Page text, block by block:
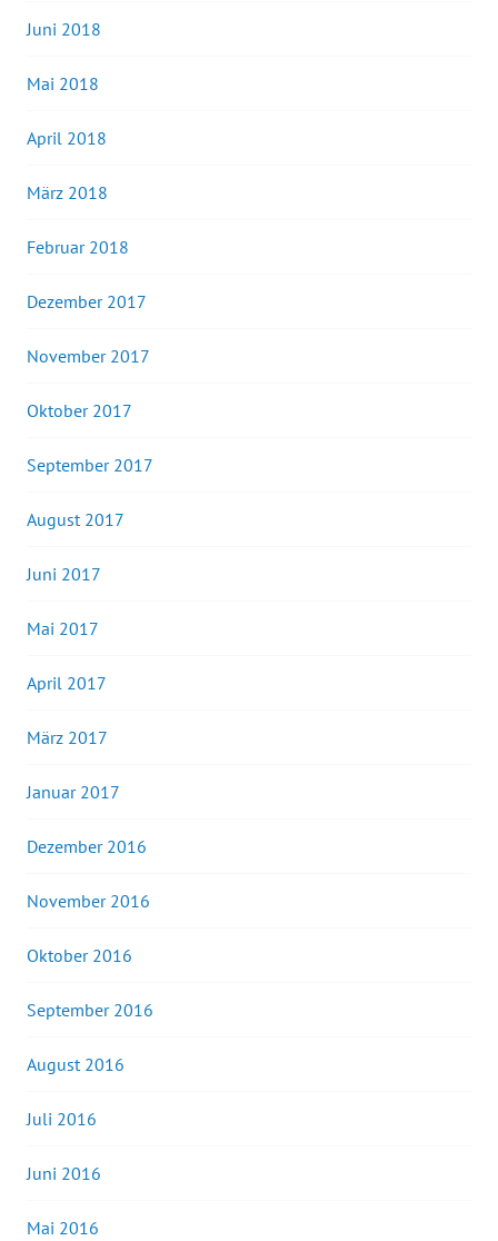
Juni 2018
Mai 2018
April 2018
März 2018
Februar 2018
Dezember 2017
November 2017
Oktober 2017
September 2017
August 2017
Juni 2017
Mai 2017
April 2017
März 2017
Januar 2017
Dezember 2016
November 2016
Oktober 2016
September 2016
August 2016
Juli 2016
Juni 2016
Mai 2016